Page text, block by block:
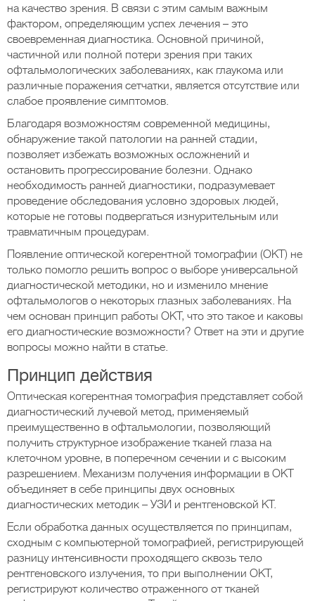
на качество зрения. В связи с этим самым важным
фактором, определяющим успех лечения – это
своевременная диагностика. Основной причиной,
частичной или полной потери зрения при таких
офтальмологических заболеваниях, как глаукома или
различные поражения сетчатки, является отсутствие или
слабое проявление симптомов.
Благодаря возможностям современной медицины,
обнаружение такой патологии на ранней стадии,
позволяет избежать возможных осложнений и
остановить прогрессирование болезни. Однако
необходимость ранней диагностики, подразумевает
проведение обследования условно здоровых людей,
которые не готовы подвергаться изнурительным или
травматичным процедурам.
Появление оптической когерентной томографии (ОКТ) не
только помогло решить вопрос о выборе универсальной
диагностической методики, но и изменило мнение
офтальмологов о некоторых глазных заболеваниях. На
чем основан принцип работы ОКТ, что это такое и каковы
его диагностические возможности? Ответ на эти и другие
вопросы можно найти в статье.
Принцип действия
Оптическая когерентная томография представляет собой
диагностический лучевой метод, применяемый
преимущественно в офтальмологии, позволяющий
получить структурное изображение тканей глаза на
клеточном уровне, в поперечном сечении и с высоким
разрешением. Механизм получения информации в ОКТ
объединяет в себе принципы двух основных
диагностических методик – УЗИ и рентгеновской КТ.
Если обработка данных осуществляется по принципам,
сходным с компьютерной томографией, регистрирующей
разницу интенсивности проходящего сквозь тело
рентгеновского излучения, то при выполнении ОКТ,
регистрируют количество отраженного от тканей